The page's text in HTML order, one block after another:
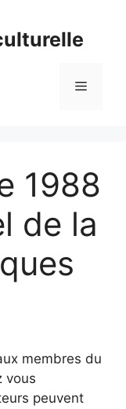
Menu
1988
de la
membres du
vous
peuvent